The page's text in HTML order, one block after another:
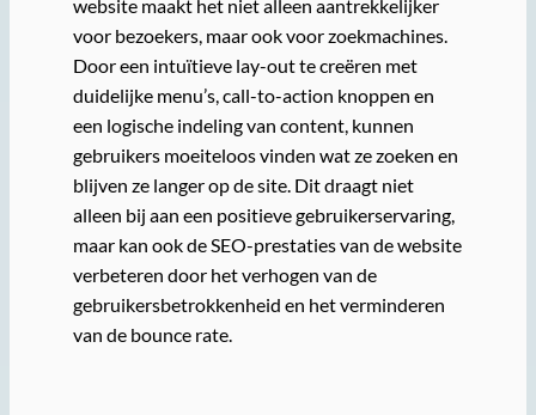
website maakt het niet alleen aantrekkelijker
voor bezoekers, maar ook voor zoekmachines.
Door een intuïtieve lay-out te creëren met
duidelijke menu’s, call-to-action knoppen en
een logische indeling van content, kunnen
gebruikers moeiteloos vinden wat ze zoeken en
blijven ze langer op de site. Dit draagt niet
alleen bij aan een positieve gebruikerservaring,
maar kan ook de SEO-prestaties van de website
verbeteren door het verhogen van de
gebruikersbetrokkenheid en het verminderen
van de bounce rate.